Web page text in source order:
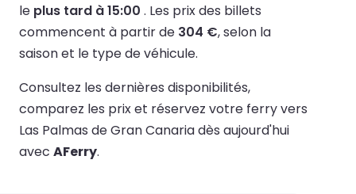
le plus tard à 15:00 . Les prix des billets
commencent à partir de 304 €, selon la
saison et le type de véhicule.
Consultez les dernières disponibilités,
comparez les prix et réservez votre ferry vers
Las Palmas de Gran Canaria dès aujourd'hui
avec AFerry.